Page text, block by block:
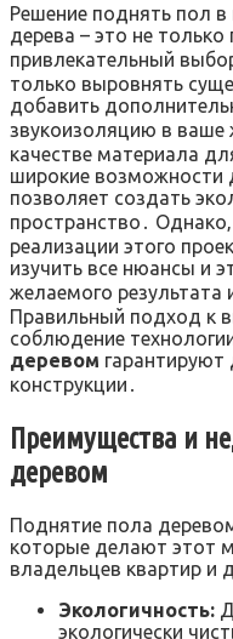
Решение поднять пол в
дерева – это не только
привлекательный
только выровнять
добавить
звукоизоляцию в
качестве материала
широкие возможности
позволяет создать
пространство․
реализации этого
изучить все нюансы и
желаемого
Правильный подход к
соблюдение
деревом гарантируют
конструкции․
Преимущества и
деревом
Поднятие пола
которые делают этот
владельцев квартир и
Экологичность:
экологически